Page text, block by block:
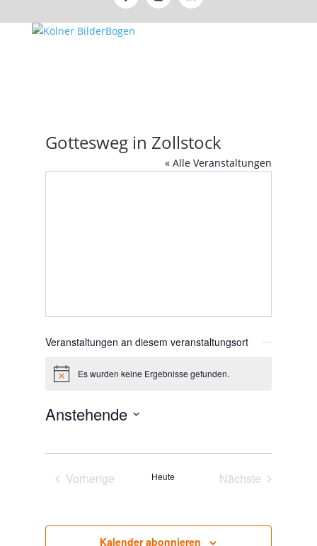
Gottesweg in Zollstock
« Alle Veranstaltungen
Veranstaltungen an diesem veranstaltungsort
HinweisEs wurden keine Ergebnisse gefunden.
Anstehende
Vorherige
Heute
Nächste
Kalender abonnieren